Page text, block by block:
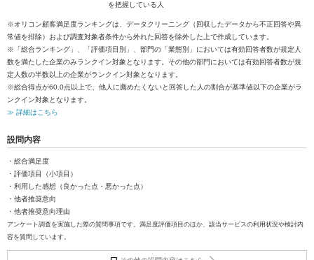
を把握している人
※オリコン顧客満足度ランキングは、データクリーニング（回収したデータから不正回答や異
常値を排除）および調査対象者条件から外れた回答を除外した上で作成しています。
※「総合ランキング」、「評価項目別」、部門の「業態別」においては有効回答者数が規定人
数を満たした企業のみランクイン対象となります。その他の部門においては有効回答者数が規
定人数の半数以上の企業がランクイン対象となります。
※総合得点が60.0点以上で、他人に薦めたくないと回答した人の割合が基準値以下の企業がラ
ンクイン対象となります。
≫ 詳細はこちら
設問内容
・総合満足度
・評価項目（小項目）
・利用した感想（良かった点・悪かった点）
・他者推奨意向
・他者推奨意向理由
アンケート調査を実施した際の質問事項です。満足度評価項目のほか、該当サービスの利用状況や検討内
容を質問しています。